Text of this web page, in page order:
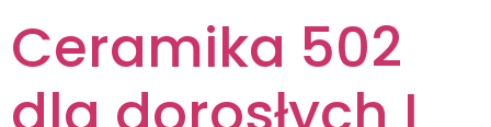
Ceramika 502